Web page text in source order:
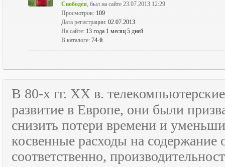
Свободен, был на сайте 23.07.2013 12:29
Просмотров: 109
Дата регистрации: 02.07.2013
На сайте: 13 года 1 месяц 5 дней
В каталоге: 74-й
В 80-х гг. XX в.
развитие в Европе, они были
снизить потери времени и
косвенные расходы на
соответственно,